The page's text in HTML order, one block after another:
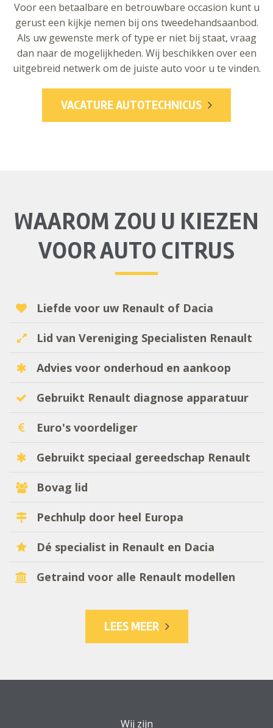
Voor een betaalbare en betrouwbare occasion kunt u
gerust een kijkje nemen bij ons tweedehandsaanbod.
Als uw gewenste merk of type er niet bij staat, vraag
dan naar de mogelijkheden. Wij beschikken over een
uitgebreid netwerk om de juiste auto voor u te vinden.
VACATURE AUTOTECHNICUS
WAAROM ZOU U KIEZEN
VOOR AUTO CITRUS
Liefde voor uw Renault of Dacia
Lid van Vereniging Specialisten Renault
Advies voor onderhoud en aankoop
Gebruikt Renault diagnose apparatuur
Euro's voordeliger
Gebruikt speciaal gereedschap Renault
Bovag lid
Pechhulp door heel Europa
Dé specialist in Renault en Dacia
Getraind voor alle Renault modellen
LEES MEER
Wij zijn